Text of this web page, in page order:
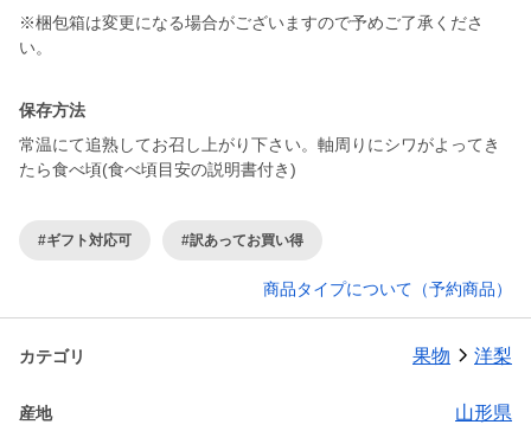
※梱包箱は変更になる場合がございますので予めご了承くださ
保存方法
常温にて追熟してお召し上がり下さい。軸周りにシワがよってき
たら食べ頃(食べ頃目安の説明書付き)
#ギフト対応可 #訳あってお買い得
商品タイプについて（予約商品）
カテゴリ 果物 洋梨
産地 山形県